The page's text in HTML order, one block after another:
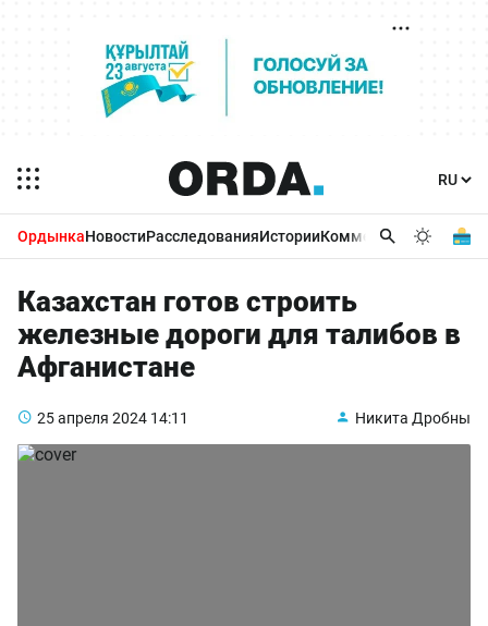
ОрдынкаНовостиРасследованияИсторииКомментарииБизнес
Казахстан готов строить
железные дороги для талибов в
Афганистане
25 апреля 2024 14:11 Никита Дробны